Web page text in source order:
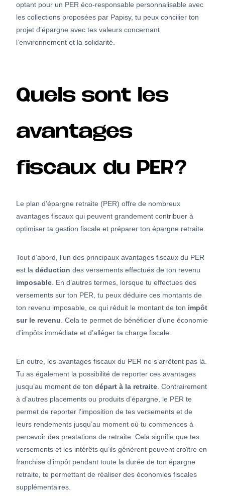
optant pour un PER éco-responsable personnalisable avec
les collections proposées par Papisy, tu peux concilier ton
projet d’épargne avec tes valeurs concernant
l’environnement et la solidarité.
Quels sont les
avantages
fiscaux du PER?
Le plan d’épargne retraite (PER) offre de nombreux
avantages fiscaux qui peuvent grandement contribuer à
optimiser ta gestion fiscale et préparer ton épargne retraite.
Tout d’abord, l’un des principaux avantages fiscaux du PER
est la déduction des versements effectués de ton revenu
imposable . En d’autres termes, lorsque tu effectues des
versements sur ton PER, tu peux déduire ces montants de
ton revenu imposable, ce qui réduit le montant de ton impôt
sur le revenu . Cela te permet de bénéficier d’une économie
d’impôts immédiate et d’alléger ta charge fiscale.
En outre, les avantages fiscaux du PER ne s’arrêtent pas là.
Tu as également la possibilité de reporter ces avantages
jusqu’au moment de ton départ à la retraite . Contrairement
à d’autres placements ou produits d’épargne, le PER te
permet de reporter l’imposition de tes versements et de
leurs rendements jusqu’au moment où tu commences à
percevoir des prestations de retraite. Cela signifie que tes
versements et les intérêts qu’ils génèrent peuvent croître en
franchise d’impôt pendant toute la durée de ton épargne
retraite, te permettant de réaliser des économies fiscales
supplémentaires.